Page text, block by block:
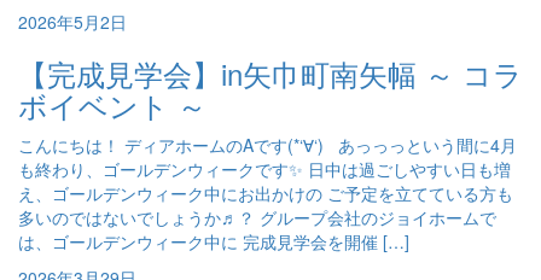
2026年5月2日
【完成見学会】in矢巾町南矢幅 ～ コラ
ボイベント ～
こんにちは！ ディアホームのAです(*‘∀‘) あっっっという間に4月
も終わり、ゴールデンウィークです✨ 日中は過ごしやすい日も増
え、ゴールデンウィーク中にお出かけの ご予定を立てている方も
多いのではないでしょうか♬？ グループ会社のジョイホームで
は、ゴールデンウィーク中に 完成見学会を開催 […]